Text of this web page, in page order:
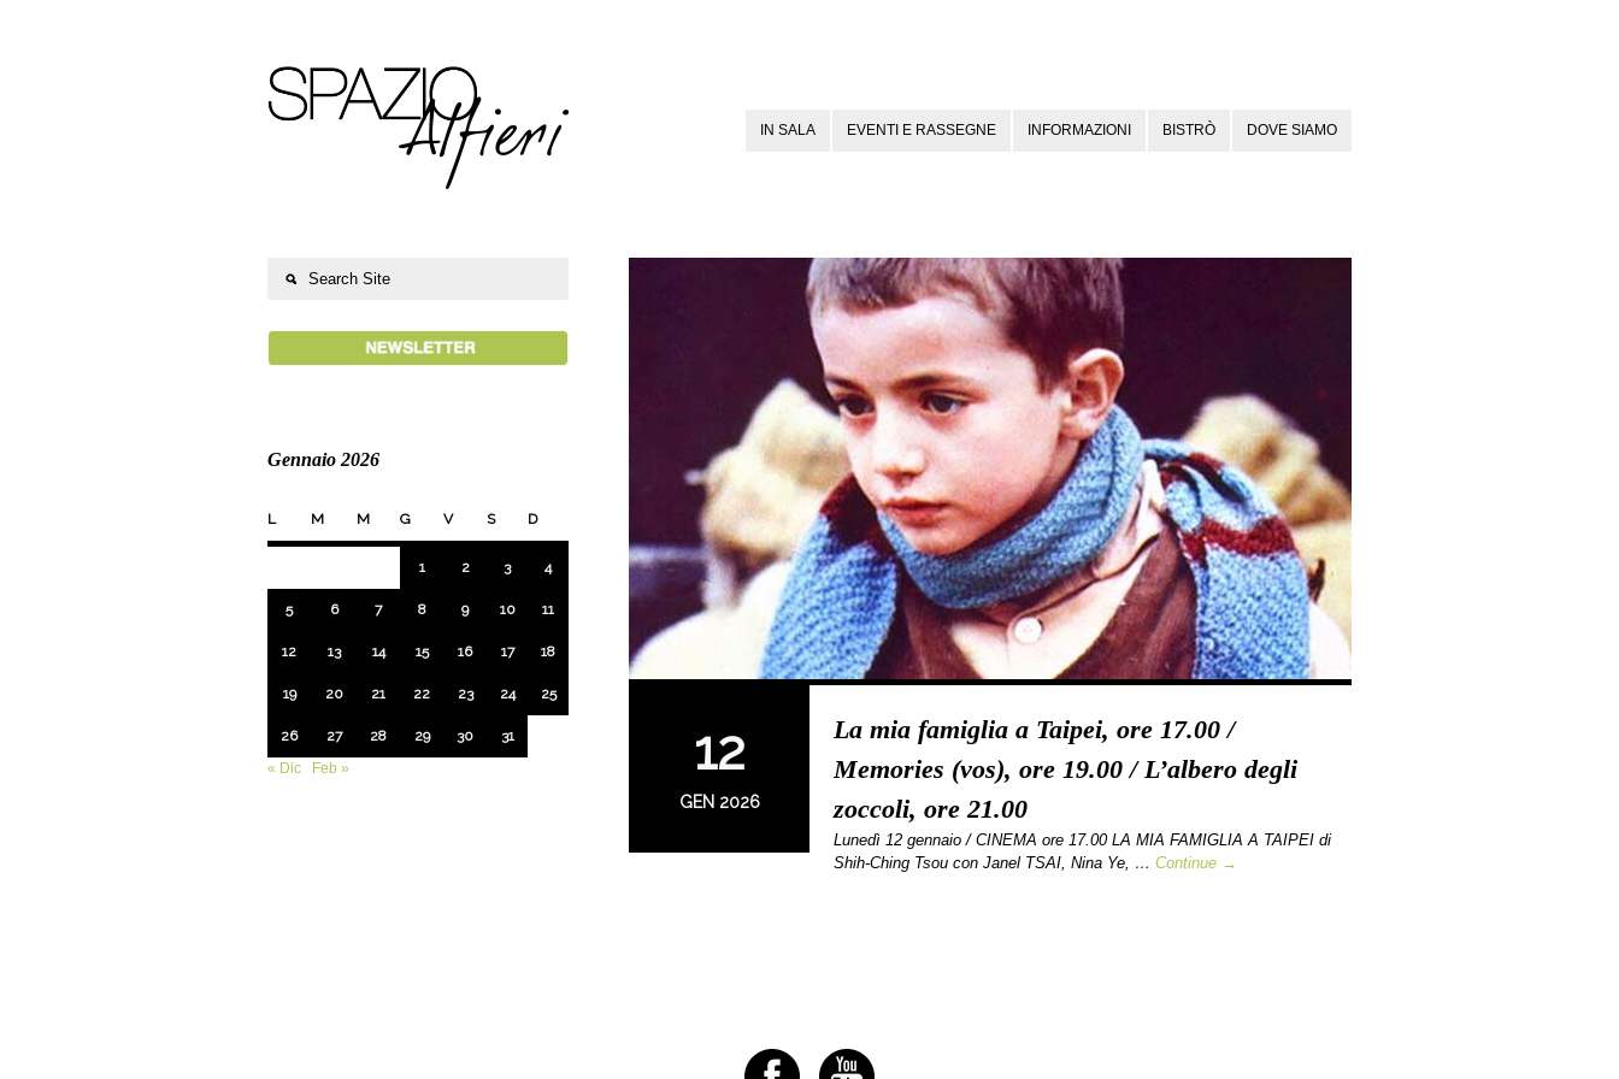
IN SALA EVENTI E RASSEGNE INFORMAZIONI BISTRÒ DOVE SIAMO
12
GEN 2026
La mia famiglia a Taipei, ore 17.00 /
Memories (vos), ore 19.00 / L’albero degli
zoccoli, ore 21.00
Lunedì 12 gennaio / CINEMA ore 17.00 LA MIA FAMIGLIA A TAIPEI di
Shih-Ching Tsou con Janel TSAI, Nina Ye, … Continue →
Gennaio 2026
L M M G V S D
1 2 3 4
5 6 7 8 9 10 11
12 13 14 15 16 17 18
19 20 21 22 23 24 25
26 27 28 29 30
31
« Dic
Feb »